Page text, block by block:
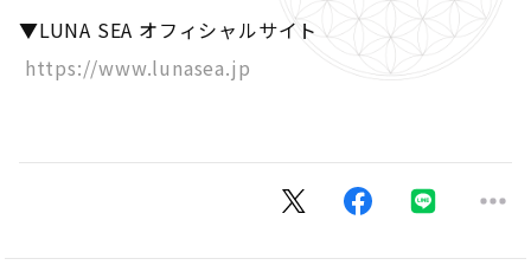
▼LUNA SEA オフィシャルサイト
https://www.lunasea.jp